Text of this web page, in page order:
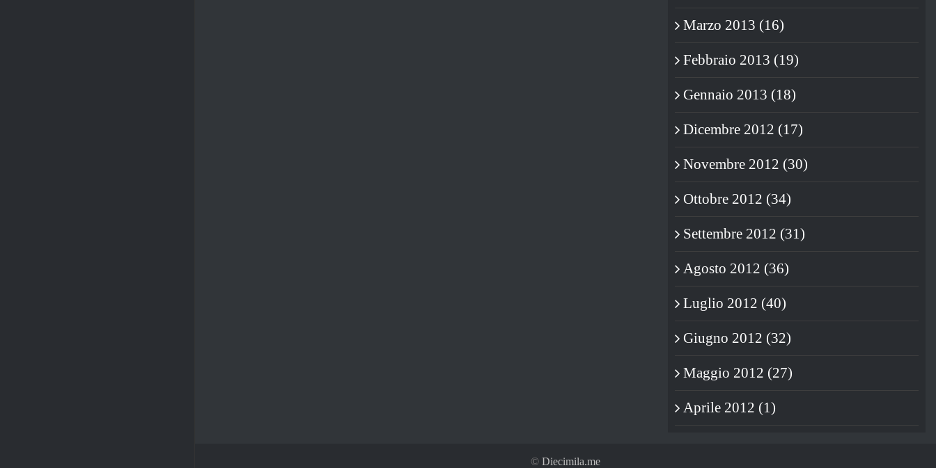
Marzo 2013 (16)
Febbraio 2013 (19)
Gennaio 2013 (18)
Dicembre 2012 (17)
Novembre 2012 (30)
Ottobre 2012 (34)
Settembre 2012 (31)
Agosto 2012 (36)
Luglio 2012 (40)
Giugno 2012 (32)
Maggio 2012 (27)
Aprile 2012 (1)
© Diecimila.me